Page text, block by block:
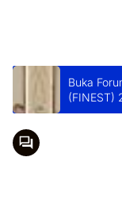
Buka
(FINEST)